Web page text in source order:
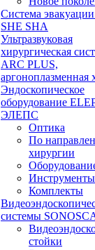
Система
SHE SHA
Ультразвуковая
хирургическая
ARC PLUS,
аргоноплазменная
Эндоскопическое
оборудование
ЭЛЕПС
Оптика
По
хирургии
Инструменты
Комплекты
системы
стойки